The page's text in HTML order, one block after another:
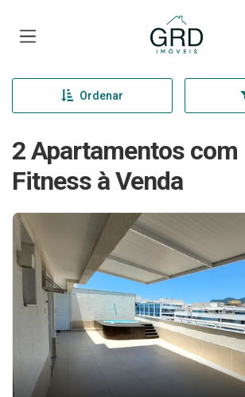
Página inicial
Ordenar
2 Apartamentos com
Fitness à Venda